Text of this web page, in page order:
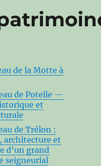
de la Motte à
de Potelle —
et
de Trélon :
architecture et
d’un grand
seigneurial